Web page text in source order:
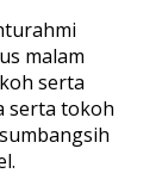
malam
serta
serta tokoh